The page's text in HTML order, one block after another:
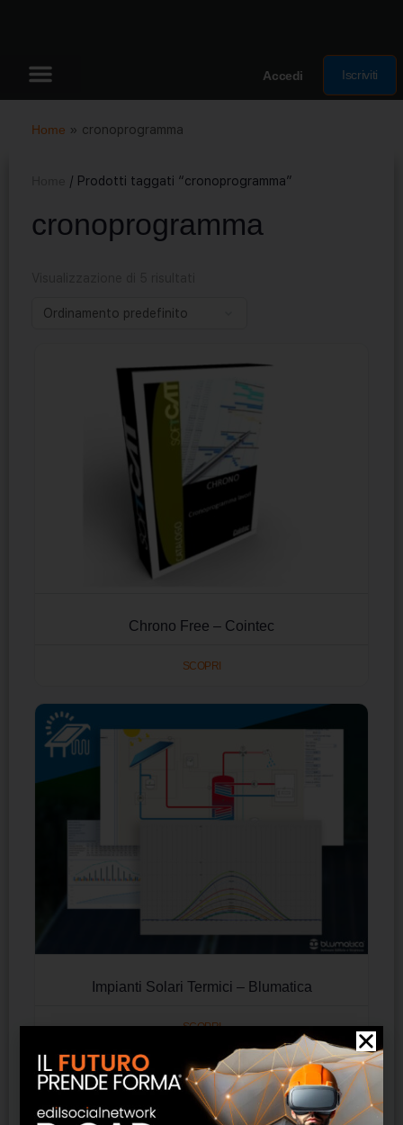
Accedi Iscriviti
Home » cronoprogramma
/ Prodotti taggati “cronoprogramma”
cronoprogramma
Chrono Free – Cointec
SCOPRI
Impianti Solari Termici – Blumatica
SCOPRI